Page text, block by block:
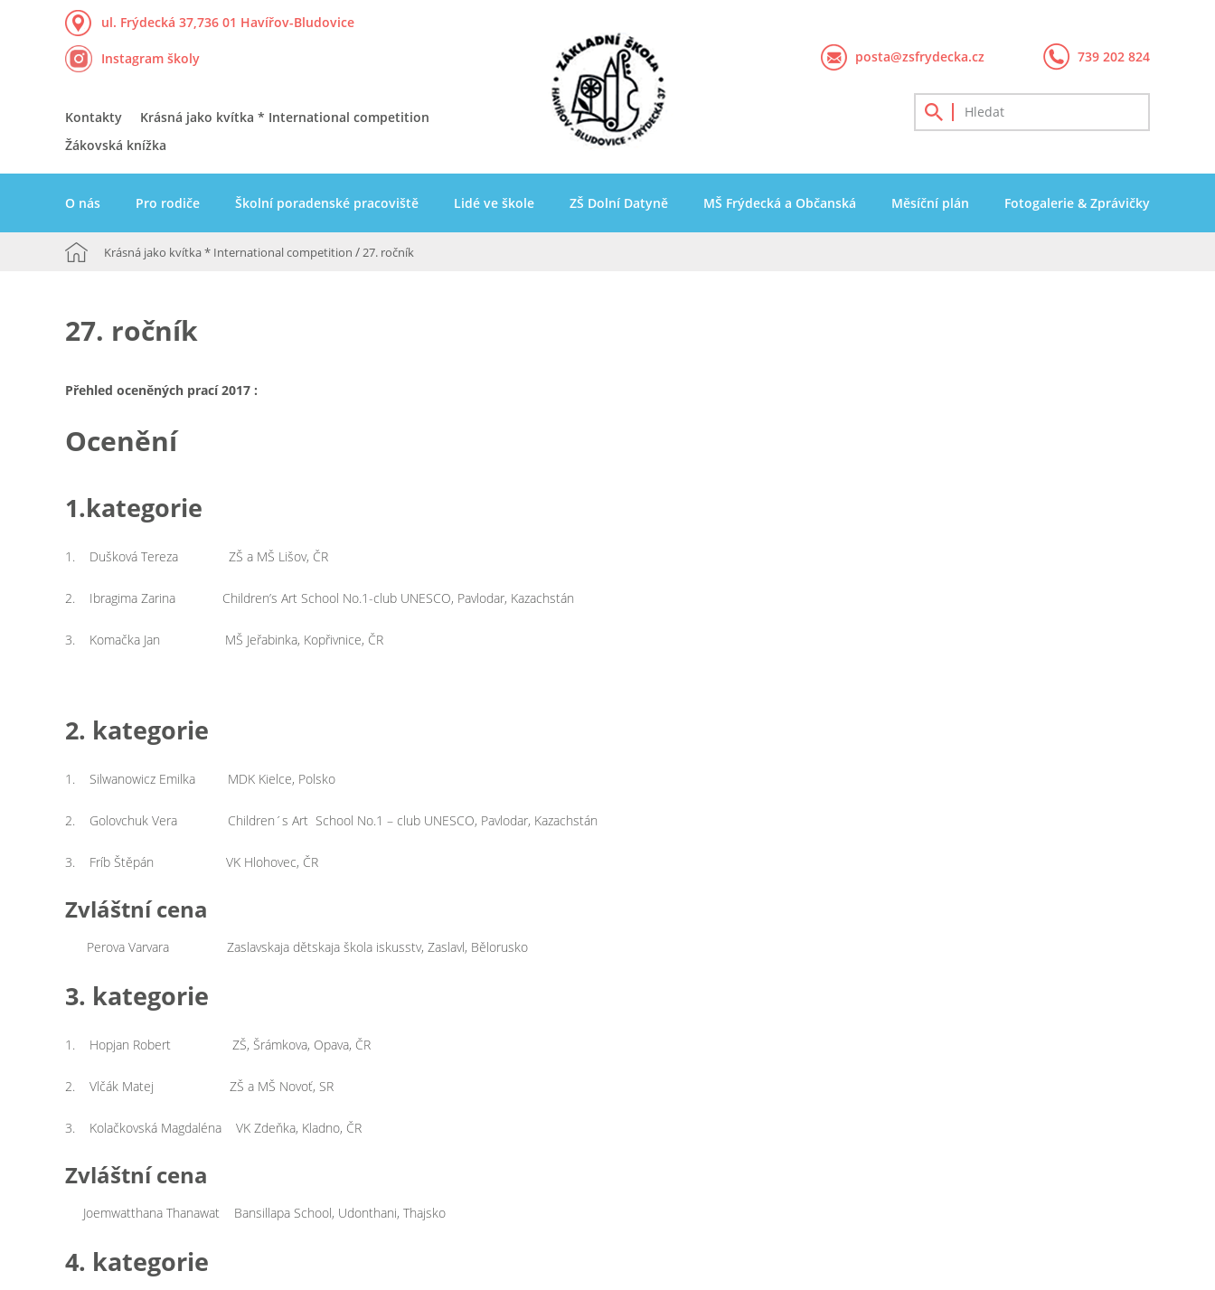
ul. Frýdecká 37,736 01 Havířov-Bludovice
Instagram školy
Kontakty
Krásná jako kvítka * International competition
Žákovská knížka
739 202 824
posta@zsfrydecka.cz
O nás Pro rodiče Školní poradenské pracoviště Lidé ve škole ZŠ Dolní Datyně MŠ Frýdecká a Občanská Měsíční plán Fotogalerie & Zprávičky
Krásná jako kvítka * International competition / 27. ročník
27. ročník
Přehled oceněných prací 2017 :
Ocenění
1.kategorie
1. Dušková Tereza ZŠ a MŠ Lišov, ČR
2. Ibragima Zarina Children’s Art School No.1-club UNESCO, Pavlodar, Kazachstán
3. Komačka Jan MŠ Jeřabinka, Kopřivnice, ČR
2. kategorie
1. Silwanowicz Emilka MDK Kielce, Polsko
2. Golovchuk Vera Children´s Art School No.1 – club UNESCO, Pavlodar, Kazachstán
3. Fríb Štěpán VK Hlohovec, ČR
Zvláštní cena
Perova Varvara Zaslavskaja dětskaja škola iskusstv, Zaslavl, Bělorusko
3. kategorie
1. Hopjan Robert ZŠ, Šrámkova, Opava, ČR
2. Vlčák Matej ZŠ a MŠ Novoť, SR
3. Kolačkovská Magdaléna VK Zdeňka, Kladno, ČR
Zvláštní cena
Joemwatthana Thanawat Bansillapa School, Udonthani, Thajsko
4. kategorie